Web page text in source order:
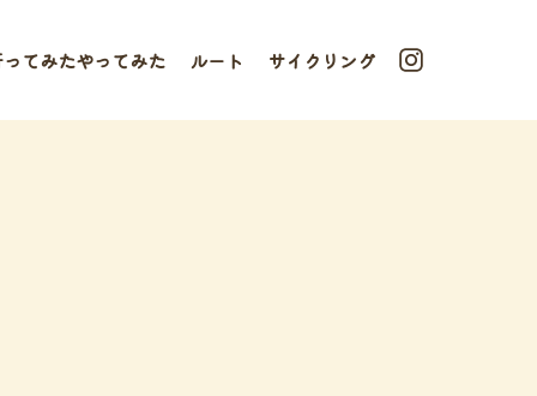
ってみたやってみた ルート サイクリング